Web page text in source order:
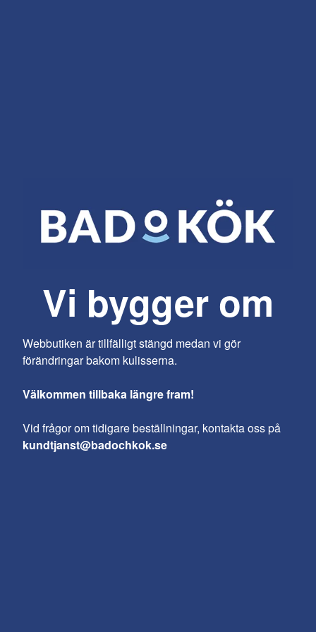
Vi bygger om
Webbutiken är tillfälligt stängd medan vi gör
förändringar bakom kulisserna.
Välkommen tillbaka längre fram!
Vid frågor om tidigare beställningar, kontakta oss på
kundtjanst@badochkok.se